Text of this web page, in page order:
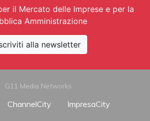
il Mercato delle Imprese e per la
Amministrazione
alla newsletter
G11 Media Networks
ChannelCity
ImpresaCity